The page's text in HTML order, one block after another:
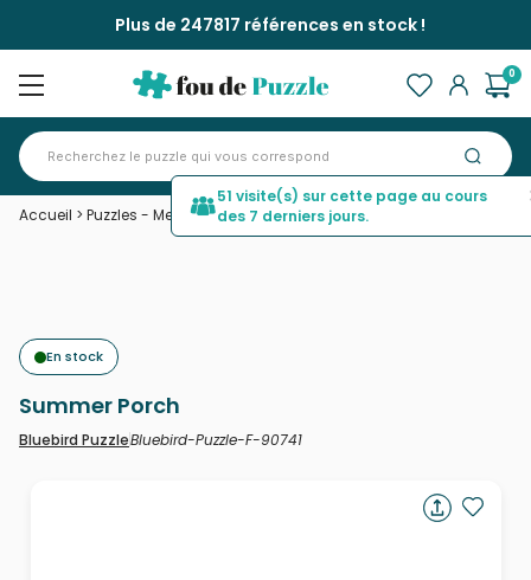
Plus de 247817 références en stock !
0
Accueil > Puzzles - Mers et Océans >Summer Porch
En stock
Summer Porch
Bluebird PuzzleBluebird-Puzzle-F-90741
51 visite(s) sur cette page au cours
des 7 derniers jours.